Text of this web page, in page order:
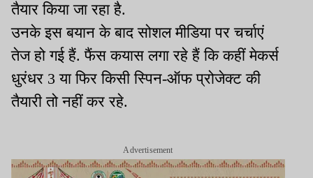
तैयार किया जा रहा है.
उनके इस बयान के बाद सोशल मीडिया पर चर्चाएं
तेज हो गई हैं. फैंस कयास लगा रहे हैं कि कहीं मेकर्स
धुरंधर 3 या फिर किसी स्पिन-ऑफ प्रोजेक्ट की
तैयारी तो नहीं कर रहे.
Advertisement